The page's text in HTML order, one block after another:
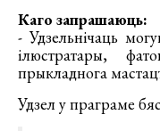
Каго запрашаюць:
- Удзельнічаць
ілюстратары,
прыкладнога
Удзел у праграме